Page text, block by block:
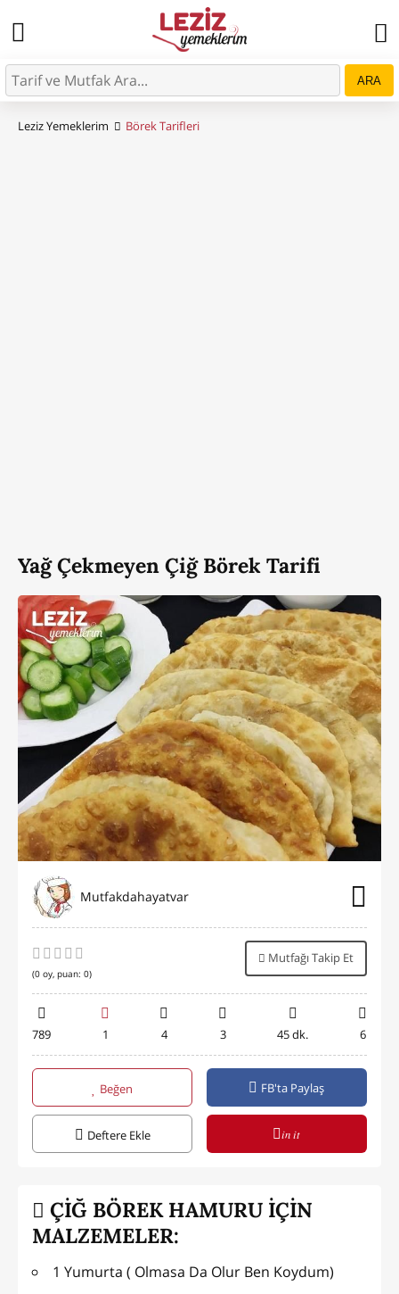
ARA
Leziz Yemeklerim Börek Tarifleri
Yağ Çekmeyen Çiğ Börek Tarifi
Mutfakdahayatvar
(0 oy, puan: 0)
Mutfağı Takip Et
789 1 4 3 45 dk. 6
Beğen FB'ta Paylaş
Deftere Ekle in it
ÇİĞ BÖREK HAMURU İÇİN
MALZEMELER:
1 Yumurta ( Olmasa Da Olur Ben Koydum)